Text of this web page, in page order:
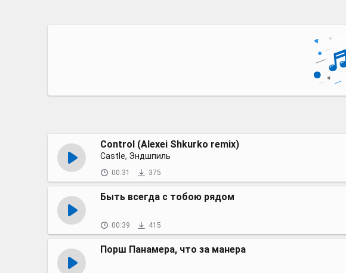
Control (Alexei Shkurko remix)
Castle, Эндшпиль
00:31 375
Быть всегда с тобою рядом
00:39 415
Порш Панамера, что за манера